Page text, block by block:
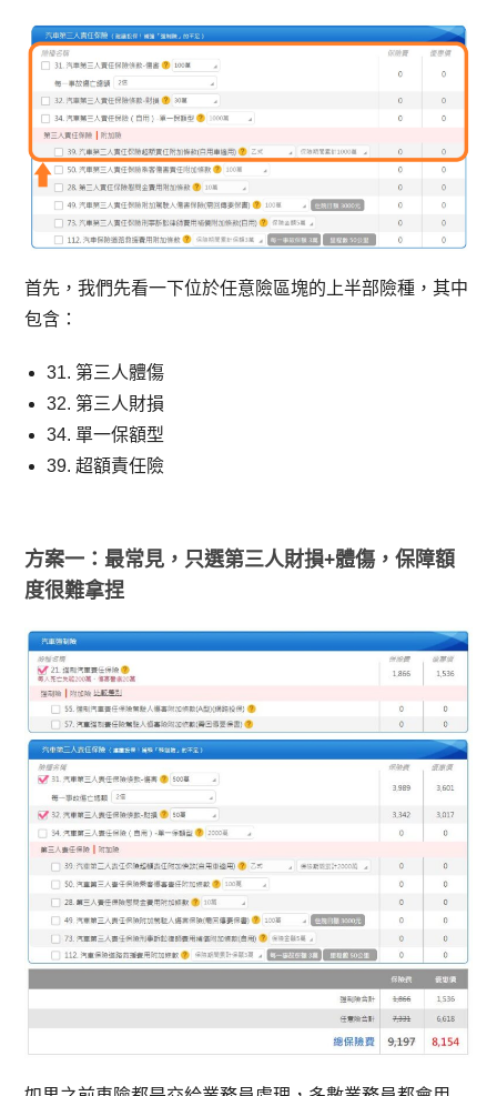
首先，我們先看一下位於任意險區塊的上半部險種，其中
包含：
31. 第三人體傷
32. 第三人財損
34. 單一保額型
39. 超額責任險
方案一：最常見，只選第三人財損+體傷，保障額
度很難拿捏